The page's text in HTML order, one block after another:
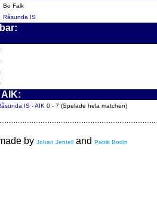
Bo Falk
Råsunda IS
IS - AIK 0 - 7 (Spelade hela matchen)
by Johan Jentell and Patrik Bodin